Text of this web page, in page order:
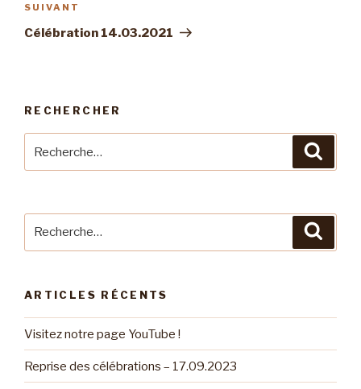
Article
suivant
SUIVANT
Célébration 14.03.2021
RECHERCHER
pour
ARTICLES RÉCENTS
Visitez notre page YouTube !
Reprise des célébrations – 17.09.2023